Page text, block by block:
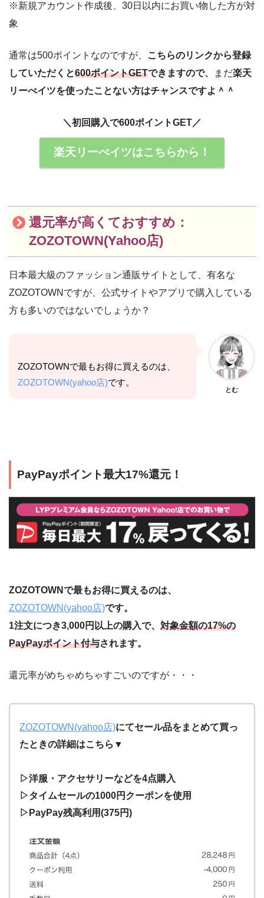
※新規アカウント作成後、30日以内にお買い物した方が対
象
通常は500ポイントなのですが、
こちらのリンクから登録
していただくと600ポイントGETできますので、 まだ楽天
リーべイツを使ったことない方はチャンスですよ＾＾
＼初回購入で600ポイントGET／
楽天リーべイツはこちらから！
還元率が高くておすすめ：
ZOZOTOWN(Yahoo店)
日本最大級のファッション通販サイトとして、有名な
ZOZOTOWNですが、公式サイトやアプリで購入している
方も多いのではないでしょうか？
ZOZOTOWNで最もお得に買えるのは、
ZOZOTOWN(yahoo店)です。
とむ
PayPayポイント最大17%還元！
ZOZOTOWNで最もお得に買えるのは、
ZOZOTOWN(yahoo店)です。
1注文につき3,000円以上の購入で、 対象金額の17%の
PayPayポイント付与されます。
還元率がめちゃめちゃすごいのですが・・・
ZOZOTOWN(yahoo店)にてセール品をまとめて買っ
たときの詳細はこちら▼
▷洋服・アクセサリーなどを4点購入
▷タイムセールの1000円クーポンを使用
▷PayPay残高利用(375円)